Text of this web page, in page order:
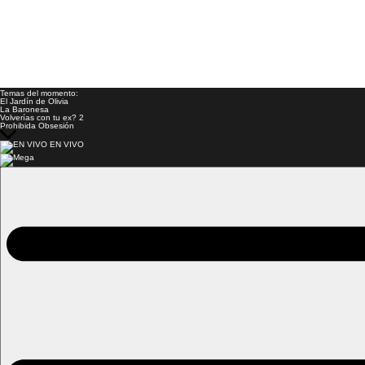
Temas del momento:
El Jardín de Olivia
La Baronesa
Volverías con tu ex? 2
Prohibida Obsesión
EN VIVO